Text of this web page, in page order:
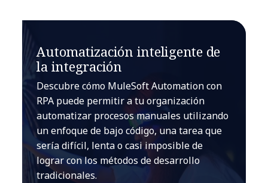
Automatización inteligente de
la integración
Descubre cómo MuleSoft Automation con
RPA puede permitir a tu organización
automatizar procesos manuales utilizando
un enfoque de bajo código, una tarea que
sería difícil, lenta o casi imposible de
lograr con los métodos de desarrollo
tradicionales.